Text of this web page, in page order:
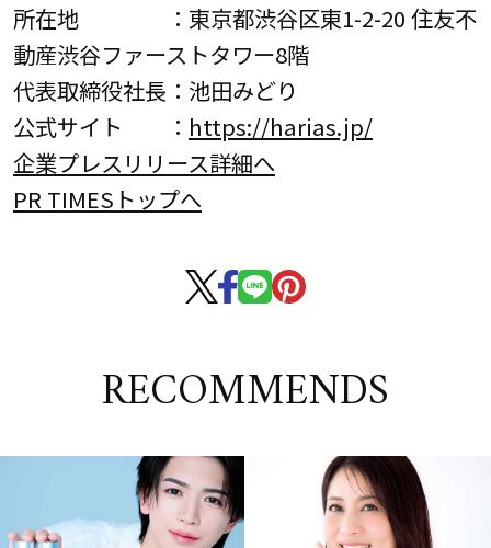
所在地 ：東京都渋谷区東1-2-20 住友不
動産渋谷ファーストタワー8階
代表取締役社長：池田みどり
公式サイト ： https://harias.jp/
企業プレスリリース詳細へ
PR TIMESトップへ
RECOMMENDS